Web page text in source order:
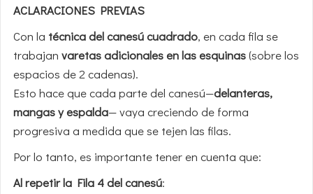
ACLARACIONES PREVIAS
Con la técnica del canesú cuadrado, en cada fila se
trabajan varetas adicionales en las esquinas(sobre los
espacios de 2 cadenas).
Esto hace que cada parte del canesú—delanteras,
mangas y espalda— vaya creciendo de forma
progresiva a medida que se tejen las filas.
Por lo tanto, es importante tener en cuenta que:
Al repetir la Fila 4 del canesú: